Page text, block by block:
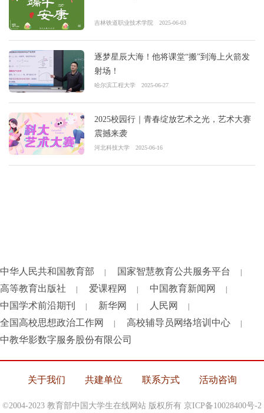
吉林铁道职业技术学院 2025-06-03
逐梦星辰大海！他将课堂“搬”到海上火箭发
射场！
哈尔滨工程大学 2025-06-27
2025校园行｜青春绽放艺术之光，艺术大赛
震撼来袭
河北科技大学 2025-06-16
中华人民共和国教育部 国家智慧教育公共服务平台
高等教育出版社 爱课程网 中国教育新闻网
中国学术前沿期刊 新华网 人民网
全国高校思想政治工作网 高校辅导员网络培训中心
中教华影数字服务股份有限公司
关于我们 共建单位 联系方式 活动咨询
©2004-2023 教育部中国大学生在线网站 版权所有 京ICP备10028400号-2